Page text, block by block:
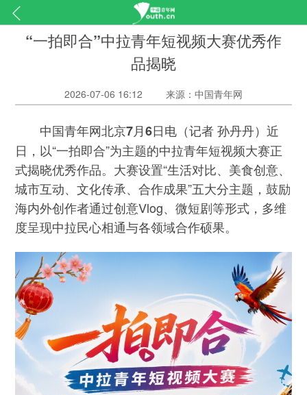
“一拍即合”中拉青年短视频大赛优秀作
品揭晓
2026-07-06 16:12 来源：中国青年网
中国青年网北京7月6日电 （记者 孙丹丹）近
日，以“一拍即合”为主题的中拉青年短视频大赛正
式揭晓优秀作品。大赛设置“生活对比、美食创意、
城市互动、文化传承、合作成果”五大分主题，鼓励
海内外创作者通过创意Vlog、微短剧等形式，多维
度呈现中拉民心相通与各领域合作硕果。